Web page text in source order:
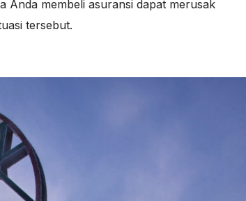
Anda membeli asuransi dapat merusak
tersebut.